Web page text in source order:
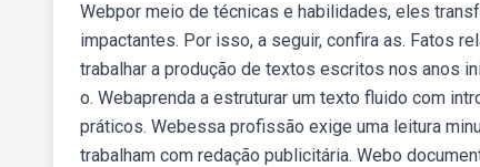
Webpor meio de técnicas e habilidades, eles
impactantes. Por isso, a seguir, confira as. Fatos
trabalhar a produção de textos escritos nos anos
o. Webaprenda a estruturar um texto fluido com
práticos. Webessa profissão exige uma leitura
trabalham com redação publicitária. Webo